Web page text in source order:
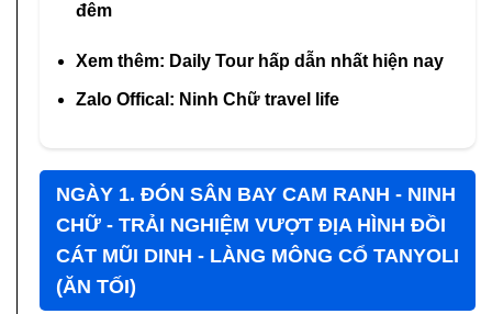
đêm
Xem thêm: Daily Tour hấp dẫn nhất hiện nay
Zalo Offical: Ninh Chữ travel life
NGÀY 1. ĐÓN SÂN BAY CAM RANH - NINH
CHỮ - TRẢI NGHIỆM VƯỢT ĐỊA HÌNH ĐỒI
CÁT MŨI DINH - LÀNG MÔNG CỔ TANYOLI
(ĂN TỐI)